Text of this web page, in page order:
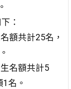
：
額共計25名，
名額共計5
名。